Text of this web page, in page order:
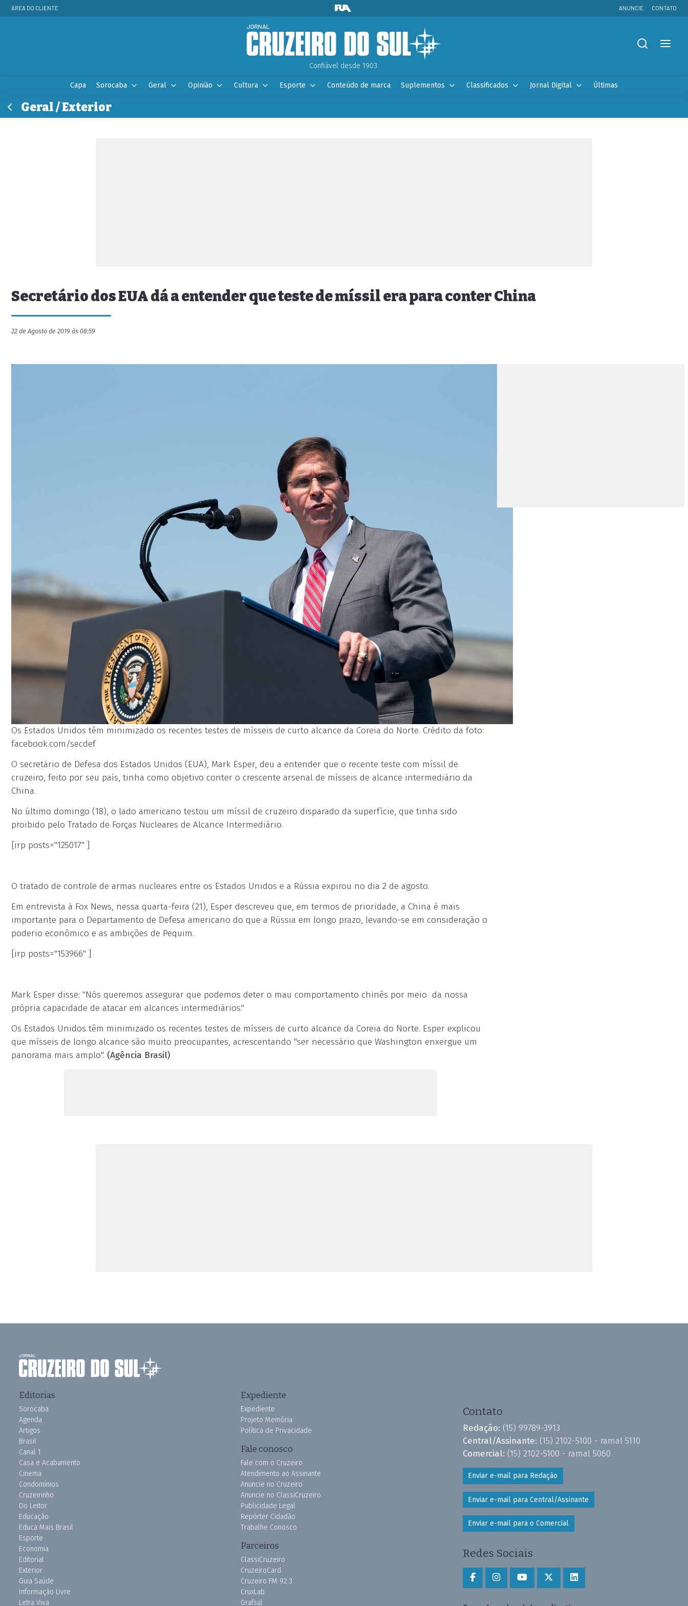
ÁREA DO CLIENTE ANUNCIE CONTATO
Confiável desde 1903.
Capa Sorocaba Geral Opinião Cultura Esporte Conteúdo de marca Suplementos Classificados Jornal Digital Últimas
Geral / Exterior
Secretário dos EUA dá a entender que teste de míssil era para conter China
22 de Agosto de 2019 às 08:59
Os Estados Unidos têm minimizado os recentes testes de mísseis de curto alcance da Coreia do Norte. Crédito da foto:
facebook.com/secdef
O secretário de Defesa dos Estados Unidos (EUA), Mark Esper, deu a entender que o recente teste com míssil de
cruzeiro, feito por seu país, tinha como objetivo conter o crescente arsenal de mísseis de alcance intermediário da
China.
No último domingo (18), o lado americano testou um míssil de cruzeiro disparado da superfície, que tinha sido
proibido pelo Tratado de Forças Nucleares de Alcance Intermediário.
[irp posts="125017" ]
O tratado de controle de armas nucleares entre os Estados Unidos e a Rússia expirou no dia 2 de agosto.
Em entrevista à Fox News, nessa quarta-feira (21), Esper descreveu que, em termos de prioridade, a China é mais
importante para o Departamento de Defesa americano do que a Rússia em longo prazo, levando-se em consideração o
poderio econômico e as ambições de Pequim.
[irp posts="153966" ]
Mark Esper disse: "Nós queremos assegurar que podemos deter o mau comportamento chinês por meio da nossa
própria capacidade de atacar em alcances intermediários."
Os Estados Unidos têm minimizado os recentes testes de mísseis de curto alcance da Coreia do Norte. Esper explicou
que mísseis de longo alcance são muito preocupantes, acrescentando "ser necessário que Washington enxergue um
panorama mais amplo". (Agência Brasil)
Editorias
Sorocaba
Agenda
Artigos
Brasil
Canal 1
Casa e Acabamento
Cinema
Condomínios
Cruzeirinho
Do Leitor
Educação
Educa Mais Brasil
Esporte
Economia
Editorial
Exterior
Guia Saúde
Informação Livre
Letra Viva
Expediente
Expediente
Projeto Memória
Política de Privacidade
Fale conosco
Fale com o Cruzeiro
Atendimento ao Assinante
Anuncie no Cruzeiro
Anuncie no ClassiCruzeiro
Publicidade Legal
Repórter Cidadão
Trabalhe Conosco
Parceiros
ClassiCruzeiro
CruzeiroCard
Cruzeiro FM 92.3
CruxLab
Grafsul
Contato
Redação: (15) 99789-3913
Central/Assinante: (15) 2102-5100 - ramal 5110
Comercial: (15) 2102-5100 - ramal 5060
Enviar e-mail para Redação
Enviar e-mail para Central/Assinante
Enviar e-mail para o Comercial
Redes Sociais